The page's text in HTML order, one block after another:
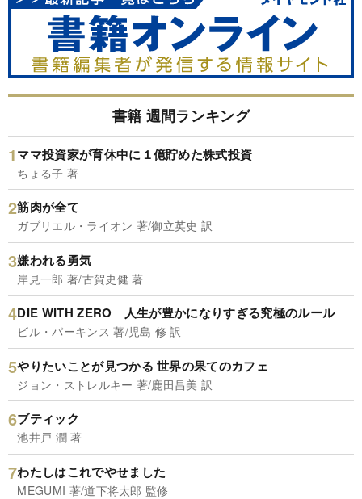
書籍 週間ランキング
ママ投資家が育休中に１億貯めた株式投資
ちょる子 著
筋肉が全て
ガブリエル・ライオン 著/御立英史 訳
嫌われる勇気
岸見一郎 著/古賀史健 著
DIE WITH ZERO 人生が豊かになりすぎる究極のルール
ビル・パーキンス 著/児島 修 訳
やりたいことが見つかる 世界の果てのカフェ
ジョン・ストレルキー 著/鹿田昌美 訳
ブティック
池井戸 潤 著
わたしはこれでやせました
MEGUMI 著/道下将太郎 監修